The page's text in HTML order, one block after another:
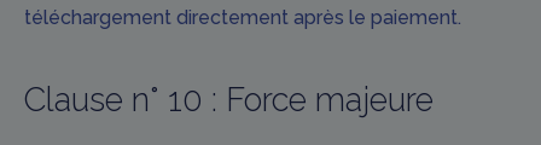
téléchargement directement après le paiement.
Clause n° 10 : Force majeure